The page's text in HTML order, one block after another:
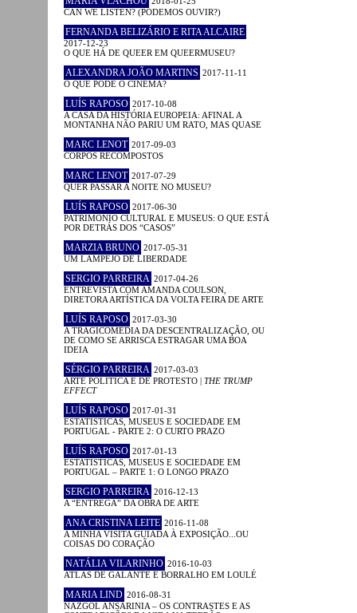
CAN WE LISTEN? (PODEMOS OUVIR?)
FERNANDA BELIZÁRIO E RITA ALCAIRE
2017-12-23
O QUE HÁ DE QUEER EM QUEERMUSEU?
ALEXANDRA JOÃO MARTINS 2017-11-11
O QUE PODE O CINEMA?
LUÍS RAPOSO 2017-10-08
A CASA DA HISTÓRIA EUROPEIA: AFINAL A
MONTANHA NÃO PARIU UM RATO, MAS QUASE
MARC LENOT 2017-09-03
CORPOS RECOMPOSTOS
MARC LENOT 2017-07-29
QUER PASSAR A NOITE NO MUSEU?
LUÍS RAPOSO 2017-06-30
PATRIMÓNIO CULTURAL E MUSEUS: O QUE ESTÁ
POR DETRÁS DOS “CASOS”
MARZIA BRUNO 2017-05-31
UM LAMPEJO DE LIBERDADE
SERGIO PARREIRA 2017-04-26
ENTREVISTA COM AMANDA COULSON,
DIRETORA ARTÍSTICA DA VOLTA FEIRA DE ARTE
LUÍS RAPOSO 2017-03-30
A TRAGICOMÉDIA DA DESCENTRALIZAÇÃO, OU
DE COMO SE ARRISCA ESTRAGAR UMA BOA
IDEIA
SÉRGIO PARREIRA 2017-03-03
ARTE POLÍTICA E DE PROTESTO | THE TRUMP
EFFECT
LUÍS RAPOSO 2017-01-31
ESTATÍSTICAS, MUSEUS E SOCIEDADE EM
PORTUGAL - PARTE 2: O CURTO PRAZO
LUÍS RAPOSO 2017-01-13
ESTATÍSTICAS, MUSEUS E SOCIEDADE EM
PORTUGAL – PARTE 1: O LONGO PRAZO
SERGIO PARREIRA 2016-12-13
A “ENTREGA” DA OBRA DE ARTE
ANA CRISTINA LEITE 2016-11-08
A MINHA VISITA GUIADA À EXPOSIÇÃO...OU
COISAS DO CORAÇÃO
NATÁLIA VILARINHO 2016-10-03
ATLAS DE GALANTE E BORRALHO EM LOULÉ
MARIA LIND 2016-08-31
NAZGOL ANSARINIA – OS CONTRASTES E AS